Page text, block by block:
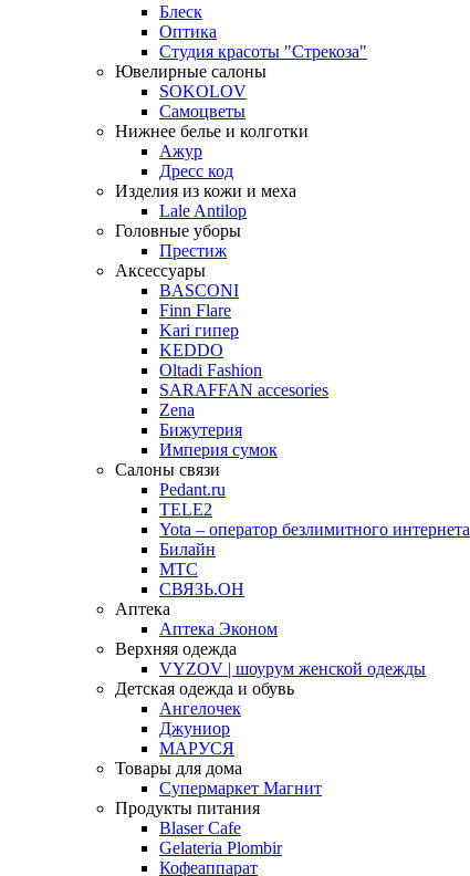
Блеск
Оптика
Студия красоты "Стрекоза"
Ювелирные салоны
SOKOLOV
Самоцветы
Нижнее белье и колготки
Ажур
Дресс код
Изделия из кожи и меха
Lale Antilop
Головные уборы
Престиж
Аксессуары
BASCONI
Finn Flare
Kari гипер
KEDDO
Oltadi Fashion
SARAFFAN accesories
Zena
Бижутерия
Империя сумок
Салоны связи
Pedant.ru
TELE2
Yota – оператор безлимитного интернета
Билайн
МТС
СВЯЗЬ.ОН
Аптека
Аптека Эконом
Верхняя одежда
VYZOV | шоурум женской одежды
Детская одежда и обувь
Ангелочек
Джуниор
МАРУСЯ
Товары для дома
Супермаркет Магнит
Продукты питания
Blaser Cafe
Gelateria Plombir
Кофеаппарат